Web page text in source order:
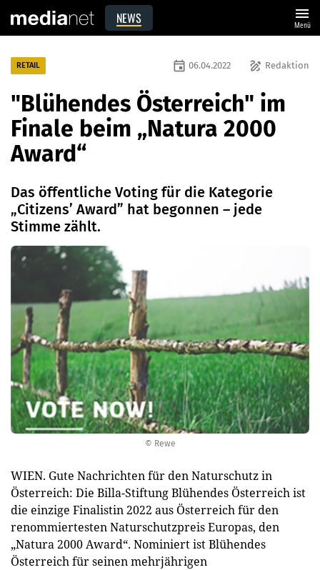
NEWS menu
Menü
© Rewe
RETAIL draw Redaktion
event 06.04.2022
"Blühendes Österreich" im
Finale beim „Natura 2000
Award“
Das öffentliche Voting für die Kategorie
„Citizens’ Award” hat begonnen – jede
Stimme zählt.
WIEN. Gute Nachrichten für den Naturschutz in
Österreich: Die Billa-Stiftung Blühendes Österreich ist
die einzige Finalistin 2022 aus Österreich für den
renommiertesten Naturschutzpreis Europas, den
„Natura 2000 Award“. Nominiert ist Blühendes
Österreich für seinen mehrjährigen